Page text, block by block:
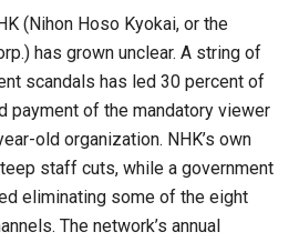
(Nihon Hoso Kyokai, or the
has grown unclear. A string of
scandals has led 30 percent of
payment of the mandatory viewer
old organization. NHK’s own
staff cuts, while a government
eliminating some of the eight
The network’s annual